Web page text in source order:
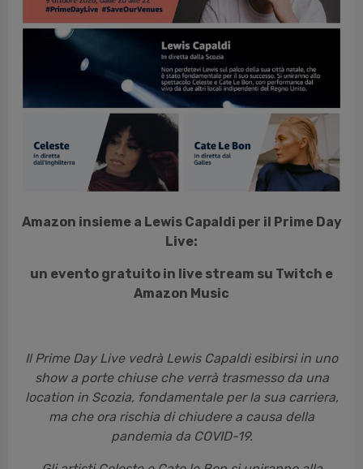
Amazon insieme a Lewis Capaldi per il Prime Day
Live:
un evento gratuito in live stream su Twitch e
Amazon Music
Il Prime Day Live vedrà Lewis Capaldi esibirsi in uno
show a porte chiuse che verrà trasmesso da una
location in Scozia, fondamentale per la sua carriera,
ma che ora rischia di chiudere a causa della
pandemia da COVID-19.